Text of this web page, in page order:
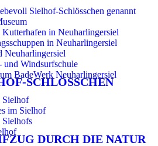
Sielhof-Schlösschen genannt
Kutterhafen in Neuharlingersiel
in Neuharlingersiel
Neuharlingersiel
Windsurfschule
BadeWerk Neuharlingersiel
SCHLÖSSCHEN
Sielhof
im Sielhof
Sielhofs
DURCH DIE NATUR